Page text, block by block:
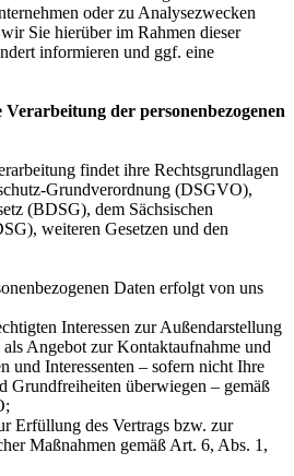
oder zu Analysezwecken
Sie hierüber im Rahmen dieser
informieren und ggf. eine
der personenbezogenen
findet ihre Rechtsgrundlagen
Grundverordnung (DSGVO),
(BDSG), dem Sächsischen
weiteren Gesetzen und den
Daten erfolgt von uns
Interessen zur Außendarstellung
als Angebot zur Kontaktaufnahme und
und Interessenten – sofern nicht Ihre
Grundfreiheiten überwiegen – gemäß
Erfüllung des Vertrags bzw. zur
Maßnahmen gemäß Art. 6, Abs. 1,